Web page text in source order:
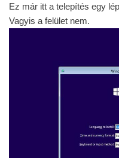
Ez már itt a telepítés egy
Vagyis a felület nem.